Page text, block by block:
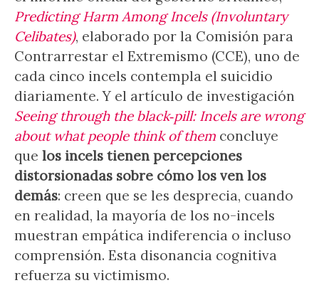
Predicting Harm Among Incels (Involuntary
Celibates), elaborado por la Comisión para
Contrarrestar el Extremismo (CCE), uno de
cada cinco incels contempla el suicidio
diariamente. Y el artículo de investigación
Seeing through the black‑pill: Incels are wrong
about what people think of them concluye
que los incels tienen percepciones
distorsionadas sobre cómo los ven los
demás: creen que se les desprecia, cuando
en realidad, la mayoría de los no-incels
muestran empática indiferencia o incluso
comprensión. Esta disonancia cognitiva
refuerza su victimismo.